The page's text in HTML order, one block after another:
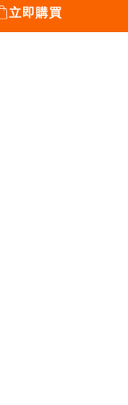
立即購買